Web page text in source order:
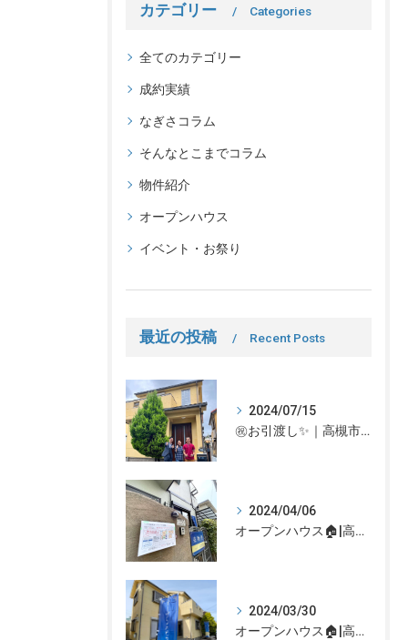
カテゴリー Categories
全てのカテゴリー
成約実績
なぎさコラム
そんなとこまでコラム
物件紹介
オープンハウス
イベント・お祭り
最近の投稿 Recent Posts
2024/07/15
㊗お引渡し✨｜高槻市での不動産売却、不動産売買の事、何でもなぎさ不動産までご相談ください！
2024/04/06
オープンハウス🏠|高槻市の不動産売却、不動産空き家のご相談はなぎさ不動産まで！
2024/03/30
オープンハウス🏠|高槻市の不動産売却、不動産空き家のご相談はなぎさ不動産まで！